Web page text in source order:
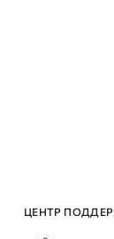
ЦЕНТР